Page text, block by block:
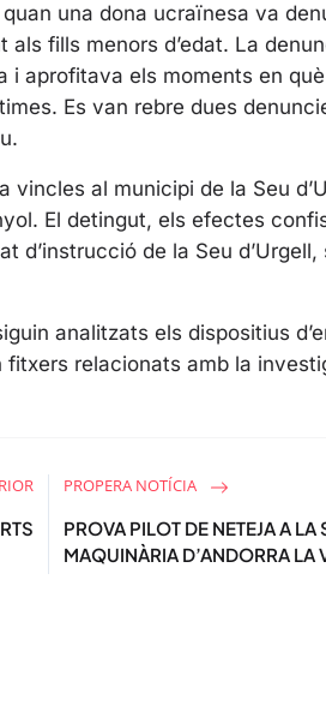
una dona ucraïnesa va
fills menors d’edat. La
i aprofitava els moments en
Es van rebre dues
al municipi de la Seu
El detingut, els efectes
d’instrucció de la Seu
analitzats els dispositius
relacionats amb la
PROPERA NOTÍCIA
PROVA PILOT DE NETEJA A LA
MAQUINÀRIA D’ANDORRA LA